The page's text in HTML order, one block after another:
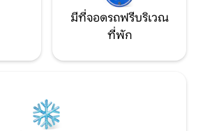
มีที่จอดรถฟรีบริเวณ
ที่พัก